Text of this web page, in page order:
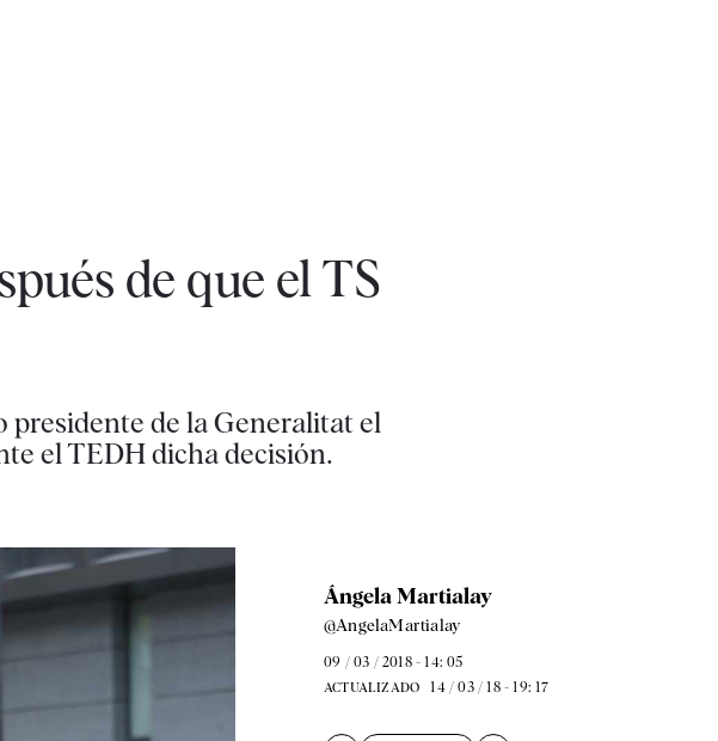
de que el TS
presidente de la Generalitat el
el TEDH dicha decisión.
Ángela Martialay
@AngelaMartialay
09 / 03 / 2018 - 14: 05
ACTUALIZADO 14 / 03 / 18 - 19: 17